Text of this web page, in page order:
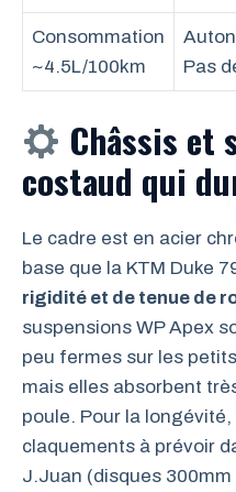
Consommation
~4.5L/100km
Pas
Châssis et
costaud qui
Le cadre est en acier
base que la KTM Duke
rigidité et de tenue de
suspensions WP Apex
peu fermes sur les
mais elles absorbent
poule. Pour la longévité,
claquements à prévoir
J.Juan (disques